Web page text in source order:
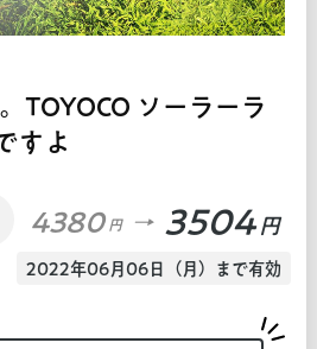
TOYOCO ソーラーラ
すよ
4380 円 3504 円
2022年06月06日（月）まで有効